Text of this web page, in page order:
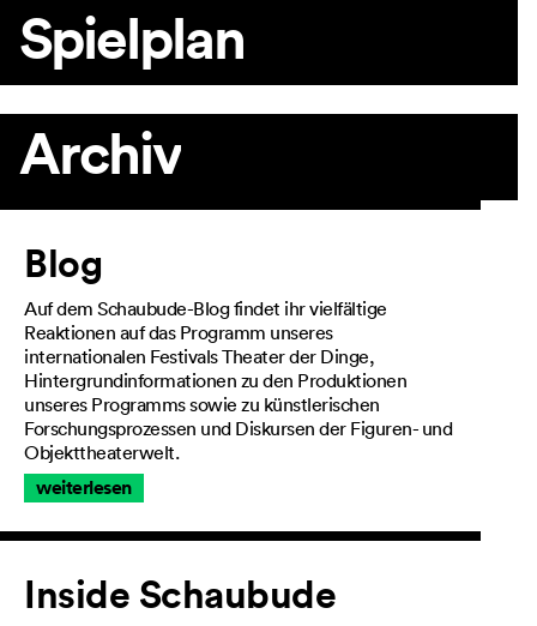
Spielplan
Archiv
Artikel
Blog
Auf dem Schaubude-Blog findet ihr vielfältige
Reaktionen auf das Programm unseres
internationalen Festivals Theater der Dinge,
Hintergrundinformationen zu den Produktionen
unseres Programms sowie zu künstlerischen
Forschungsprozessen und Diskursen der Figuren- und
Objekttheaterwelt.
weiterlesen
Inside Schaubude